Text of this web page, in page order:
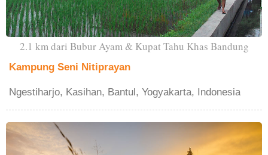
2.1 km dari Bubur Ayam & Kupat Tahu Khas Bandung
Kampung Seni Nitiprayan
Ngestiharjo, Kasihan, Bantul, Yogyakarta, Indonesia